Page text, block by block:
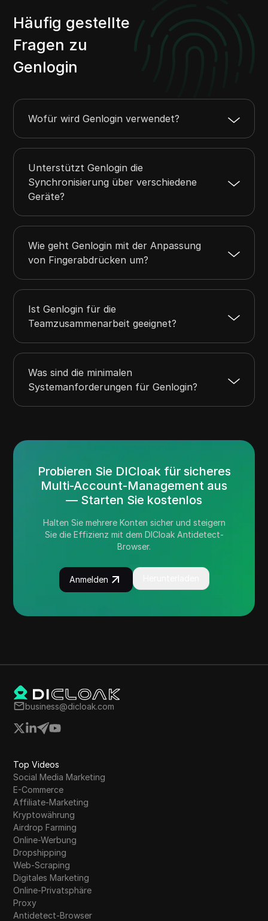
Wahl für Automatisierung und
Kontoverwaltung im Vergleich zu Morelogin.
Häufig gestellte
Fragen zu
Genlogin
Wofür wird Genlogin verwendet?
Unterstützt Genlogin die
Synchronisierung über verschiedene
Geräte?
Wie geht Genlogin mit der Anpassung
von Fingerabdrücken um?
Ist Genlogin für die
Teamzusammenarbeit geeignet?
Was sind die minimalen
Systemanforderungen für Genlogin?
Probieren Sie DICloak für sicheres
Multi-Account-Management aus
— Starten Sie kostenlos
Halten Sie mehrere Konten sicher und steigern
Sie die Effizienz mit dem DICloak Antidetect-
Browser.
Anmelden
business@dicloak.com
Top Videos
Social Media Marketing
E-Commerce
Affiliate-Marketing
Kryptowährung
Airdrop Farming
Online-Werbung
Dropshipping
Web-Scraping
Digitales Marketing
Online-Privatsphäre
Proxy
Antidetect-Browser